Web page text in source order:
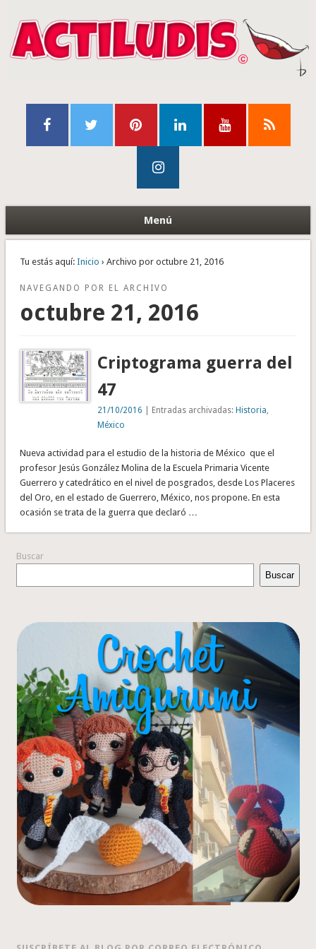
Menú
Tu estás aquí: Inicio › Archivo por octubre 21, 2016
NAVEGANDO POR EL ARCHIVO
octubre 21, 2016
Criptograma guerra del
47
21/10/2016 | Entradas archivadas:Historia
México
Nueva actividad para el estudio de la historia de México que el
profesor Jesús González Molina de la Escuela Primaria Vicente
Guerrero y catedrático en el nivel de posgrados, desde Los Placeres
del Oro, en el estado de Guerrero, México, nos propone. En esta
ocasión se trata de la guerra que declaró …
Buscar
Buscar